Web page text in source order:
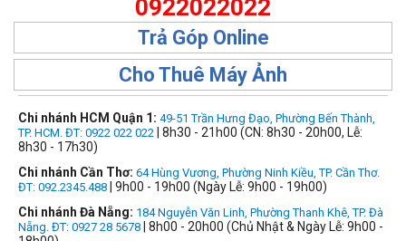
0922022022
Trả Góp Online
Cho Thuê Máy Ảnh
Chi nhánh HCM Quận 1: 49-51 Trần Hưng Đạo, Phường Bến Thành,
TP. HCM. ĐT: 0922 022 022 | 8h30 - 21h00 (CN: 8h30 - 20h00, Lễ:
8h30 - 17h30)
Chi nhánh Cần Thơ: 64 Hùng Vương, Phường Ninh Kiều, TP. Cần Thơ.
ĐT: 092.2345.488 | 9h00 - 19h00 (Ngày Lễ: 9h00 - 19h00)
Chi nhánh Đà Nẵng: 184 Nguyễn Văn Linh, Phường Thanh Khê, TP. Đà
Nẵng. ĐT: 0927 28 5678 | 8h00 - 20h00 (Chủ Nhật & Ngày Lễ: 9h00 -